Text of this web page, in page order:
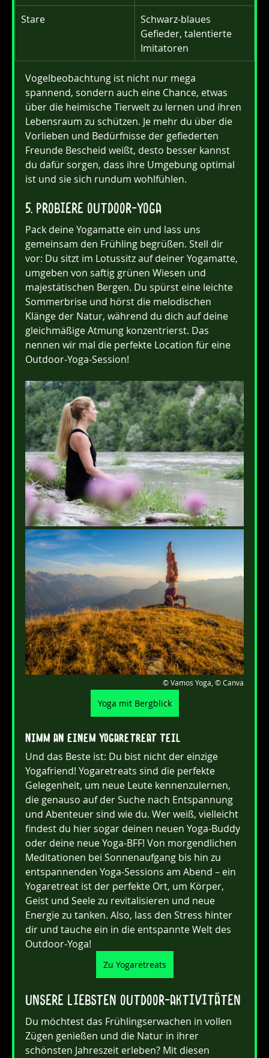
Stare
Schwarz-blaues
Gefieder, talentierte
Imitatoren
Vogelbeobachtung ist nicht nur mega
spannend, sondern auch eine Chance, etwas
über die heimische Tierwelt zu lernen und ihren
Lebensraum zu schützen. Je mehr du über die
Vorlieben und Bedürfnisse der gefiederten
Freunde Bescheid weißt, desto besser kannst
du dafür sorgen, dass ihre Umgebung optimal
ist und sie sich rundum wohlfühlen.
5. Probiere Outdoor-Yoga
Pack deine Yogamatte ein und lass uns
gemeinsam den Frühling begrüßen. Stell dir
vor: Du sitzt im Lotussitz auf deiner Yogamatte,
umgeben von saftig grünen Wiesen und
majestätischen Bergen. Du spürst eine leichte
Sommerbrise und hörst die melodischen
Klänge der Natur, während du dich auf deine
gleichmäßige Atmung konzentrierst. Das
nennen wir mal die perfekte Location für eine
Outdoor-Yoga-Session!
© Vamos Yoga, © Canva
Yoga mit Bergblick
Nimm an einem Yogaretreat teil
Und das Beste ist: Du bist nicht der einzige
Yogafriend! Yogaretreats sind die perfekte
Gelegenheit, um neue Leute kennenzulernen,
die genauso auf der Suche nach Entspannung
und Abenteuer sind wie du. Wer weiß, vielleicht
findest du hier sogar deinen neuen Yoga-Buddy
oder deine neue Yoga-BFF! Von morgendlichen
Meditationen bei Sonnenaufgang bis hin zu
entspannenden Yoga-Sessions am Abend – ein
Yogaretreat ist der perfekte Ort, um Körper,
Geist und Seele zu revitalisieren und neue
Energie zu tanken. Also, lass den Stress hinter
dir und tauche ein in die entspannte Welt des
Outdoor-Yoga!
Zu Yogaretreats
Unsere liebsten Outdoor-Aktivitäten
Du möchtest das Frühlingserwachen in vollen
Zügen genießen und die Natur in ihrer
schönsten Jahreszeit erleben? Mit diesen